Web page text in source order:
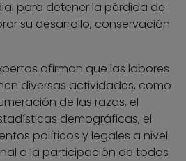
para detener la pérdida de
su desarrollo, conservación
afirman que las labores
diversas actividades, como
de las razas, el
demográficas, el
políticos y legales a nivel
o la participación de todos